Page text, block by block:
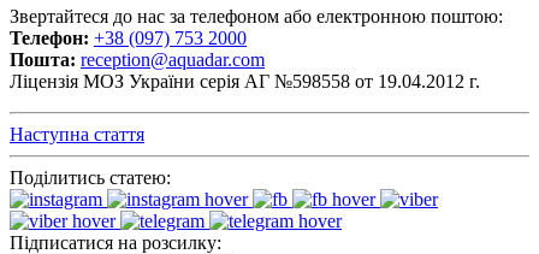
Звертайтеся до нас за телефоном або електронною поштою:
Телефон: +38 (097) 753 2000
Пошта: reception@aquadar.com
Ліцензія МОЗ України серія АГ №598558 от 19.04.2012 г.
Наступна стаття
Поділитись статею:
Підписатися на розсилку: